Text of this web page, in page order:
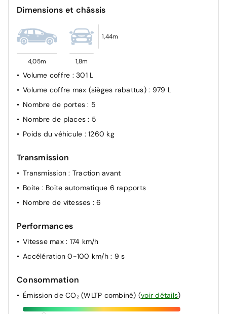
Contrôle de la traction (TCS)
Contrôle dynamique de trajectoire ESC
Freinage d'urgence
Airbags conducteur et passager
Airbags latéraux
Système d'antiblocage des roues (ABS)
Dimensions et châssis
4,05m 1,8m
1,44m
Volume coffre : 301 L
Volume coffre max (sièges rabattus) : 979 L
Nombre de portes: 5
Nombre de places: 5
Poids du véhicule : 1260 kg
Transmission
Transmission: Traction avant
Boite : Boîte automatique 6 rapports
Nombre de vitesses : 6
Performances
Vitesse max : 174 km/h
Accélération 0-100 km/h : 9 s
Consommation
Émission de CO₂ (WLTP combiné) (voir détails)